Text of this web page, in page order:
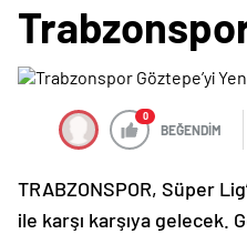
0
BEĞENDİM
TRABZONSPOR, Süper
ile karşı karşıya gelecek.